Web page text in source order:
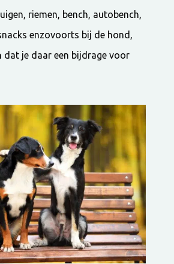
riemen, bench, autobench,
enzovoorts bij de hond,
dat je daar een bijdrage voor